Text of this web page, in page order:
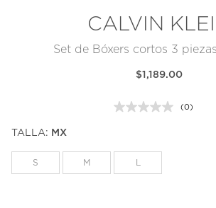
CALVIN
Set de Bóxers cortos 3
$1,189.00
Sin
(0)
TALLA: MX
S M